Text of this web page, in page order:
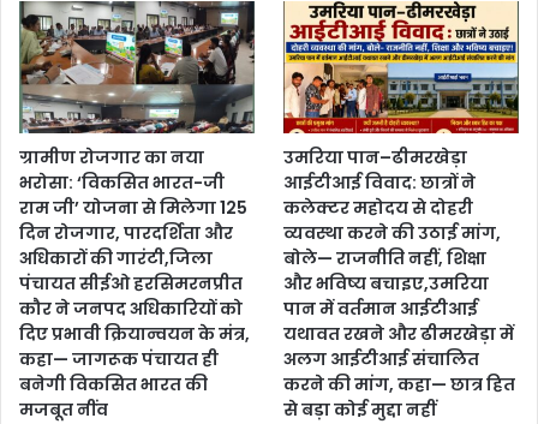
ग्रामीण रोजगार का नया
भरोसा: ‘विकसित भारत-जी
राम जी’ योजना से मिलेगा 125
दिन रोजगार, पारदर्शिता और
अधिकारों की गारंटी,जिला
पंचायत सीईओ हरसिमरनप्रीत
कौर ने जनपद अधिकारियों को
दिए प्रभावी क्रियान्वयन के मंत्र,
कहा— जागरूक पंचायत ही
बनेगी विकसित भारत की
मजबूत नींव
उमरिया पान–ढीमरखेड़ा
आईटीआई विवाद: छात्रों ने
कलेक्टर महोदय से दोहरी
व्यवस्था करने की उठाई मांग,
बोले— राजनीति नहीं, शिक्षा
और भविष्य बचाइए,उमरिया
पान में वर्तमान आईटीआई
यथावत रखने और ढीमरखेड़ा में
अलग आईटीआई संचालित
करने की मांग, कहा— छात्र हित
से बड़ा कोई मुद्दा नहीं